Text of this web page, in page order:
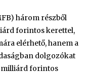
három részből
forintos kerettel,
elérhető, hanem a
dolgozókat
milliárd forintos